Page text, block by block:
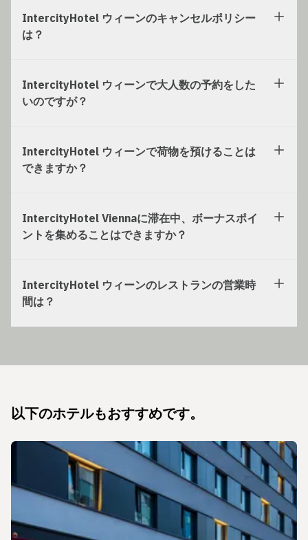
IntercityHotel ウィーンのキャンセルポリシー
は？
IntercityHotel ウィーンで大人数の予約をした
いのですが？
IntercityHotel ウィーンで荷物を預けることは
できますか？
IntercityHotel Viennaに滞在中、ボーナスポイ
ントを集めることはできますか？
IntercityHotel ウィーンのレストランの営業時
間は？
以下のホテルもおすすめです。